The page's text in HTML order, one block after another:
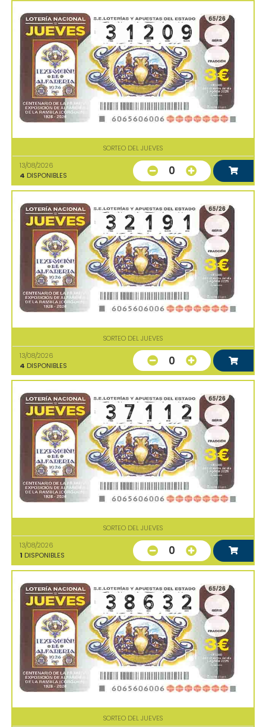
SORTEO DEL JUEVES
13/08/2026
4 DISPONIBLES 0
SORTEO DEL JUEVES
13/08/2026
4 DISPONIBLES 0
SORTEO DEL JUEVES
13/08/2026
1 DISPONIBLES 0
SORTEO DEL JUEVES